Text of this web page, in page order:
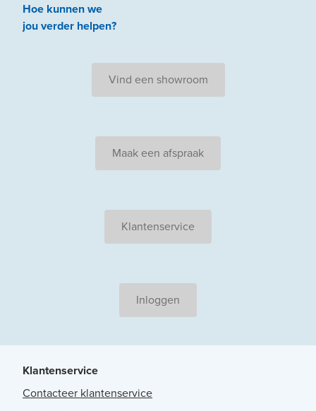
Hoe kunnen we
jouverder helpen?
Vind een showroom
Maak een afspraak
Klantenservice
Inloggen
Klantenservice
Contacteer klantenservice